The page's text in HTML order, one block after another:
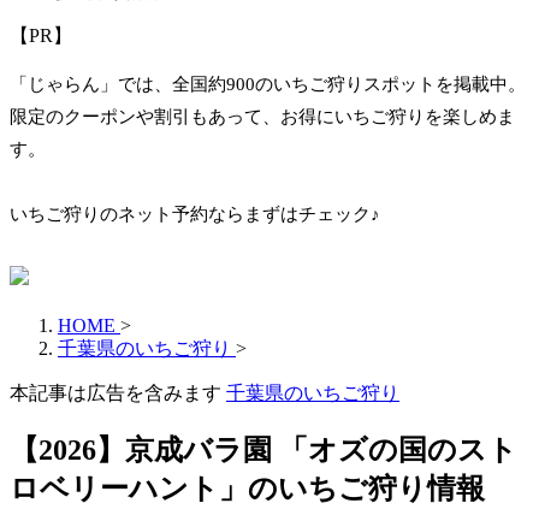
【PR】
「じゃらん」では、全国約900のいちご狩りスポットを掲載中。
限定のクーポンや割引もあって、お得にいちご狩りを楽しめま
す。
いちご狩りのネット予約ならまずはチェック♪
HOME >
千葉県のいちご狩り >
本記事は広告を含みます 千葉県のいちご狩り
【2026】京成バラ園 「オズの国のスト
ロベリーハント」のいちご狩り情報